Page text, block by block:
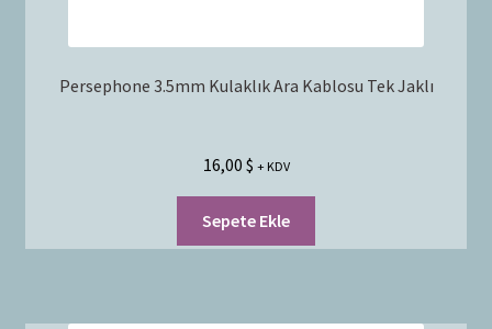
Persephone 3.5mm Kulaklık Ara Kablosu Tek Jaklı
16,00 $ + KDV
Sepete Ekle